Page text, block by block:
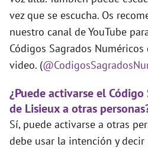
vez que se escucha. Os
nuestro canal de YouTube
Códigos Sagrados
video. (
¿Puede activarse el
de Lisieux a otras
Sí, puede activarse a otras
debe usar la intención y decir